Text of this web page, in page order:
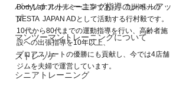
パーソナルトレーニング指導のレベルアッ
プ
マンツーマントレーニングについて
ストレッチ
シニアトレーニング
BodyLab.アカデミー主宰であり、九州唯一の
NESTA  JAPAN ADとして活動する行村毅です。
10代から80代までの運動指導を行い、高齢者施
設への出張指導を10年以上、
プロアスリートの優勝にも貢献し、今では4店舗
ジムを夫婦で運営しています。